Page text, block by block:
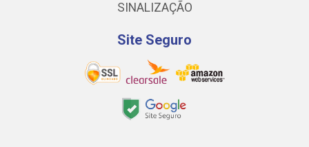
SINALIZAÇÃO
Site Seguro